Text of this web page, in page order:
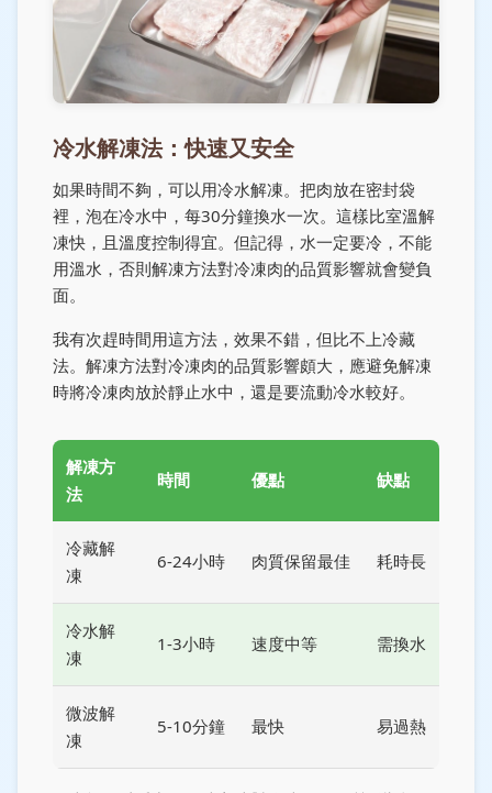
冷水解凍法：快速又安全
如果時間不夠，可以用冷水解凍。把肉放在密封袋
裡，泡在冷水中，每30分鐘換水一次。這樣比室溫解
凍快，且溫度控制得宜。但記得，水一定要冷，不能
用溫水，否則解凍方法對冷凍肉的品質影響就會變負
面。
我有次趕時間用這方法，效果不錯，但比不上冷藏
法。解凍方法對冷凍肉的品質影響頗大，應避免解凍
時將冷凍肉放於靜止水中，還是要流動冷水較好。
解凍方
法
時間 優點 缺點
冷藏解
凍
6-24小時 肉質保留最佳 耗時長
冷水解
凍
1-3小時 速度中等 需換水
微波解
凍
5-10分鐘 最快 易過熱